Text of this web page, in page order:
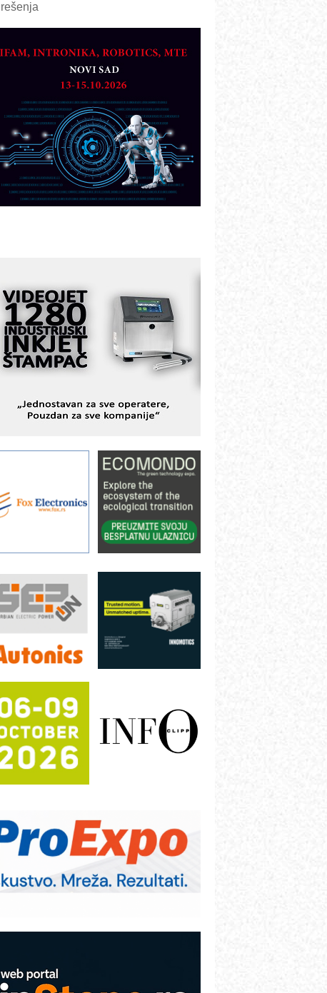
rešenja
Marcom-plast d.o.o.- vaš pouzdan
CTO - Prilagodite svoju toplinsku
PLC AKYTEC
AUKOM: Svetski standard metrologije
dostupan u Srbiji
MOTOMAN – NEXT-Robotika vođena
veštačkom inteligencijom
I.SAFE MOBILE revolucioniše
savremene industrijske i logističke
objekte
Alba d.o.o. – 35 godina preciznosti u
metrologiji i pametnim dozirnim
rešenjima
IBeRTIM - oprema za ispitivanje
STAUFF – Komponente koje
povećavaju pouzdanost hidrauličkih
YAMADA pumpe – japanska
pouzdanost u transferu fluida
Filtration Group Industrial – Napredna
rešenja za filtraciju u hidrauličkim i
procesnim sistemima
RILINEX kompanije Rittal
automatizaciju
Efikasno upravljanje energijom
Automatizacija pakovanja · Display
Potpuna efikasnost bez složenih
sistema
Trajna oznaka kao dugoročna korist
Bezbednost na prvom mestu!
IB BLUMENAUER - više od 40 godina
poverenja u industriji
RMQ-TITAN ADVANCED INDICATOR
upravljanje mašinama
solarnim elektranama i vetroparkovima
Pranje točkova na gradilištu- standard
modernog i odgovornog građenja
Proizvodnja iC7 Hybrid 1500 VDC
mrežnog pretvarača sa tečnim
ROSA i SCHUNK podižu proizvodnju
na viši nivo